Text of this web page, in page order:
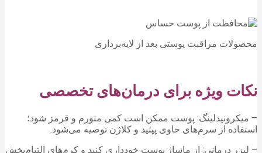
محصولات مراقبت پوستی بعد از لایه‌برداری
نکات ویژه برای درمان‌های تخصصی
– میکرونیدلینگ: پوست ممکن است کمی متورم و قرمز شود؛
استفاده از سرم‌های حاوی پپتید و کلاژن توصیه می‌شود.
– لیزر درمانی: از ماساژ پوست خودداری کنید و کرم‌های التیام‌بخش